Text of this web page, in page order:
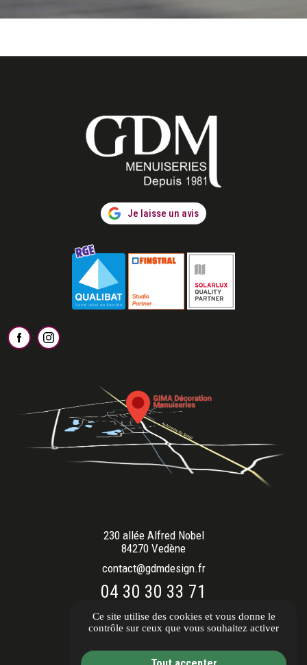
Je laisse un avis
230 allée Alfred Nobel
84270 Vedène
contact@gdmdesign.fr
04 30 30 33 71
Ouvert du lundi au vendredi
9h00 - 12h00 / 14h00 - 18h00
Itinéraire
Ce site utilise des cookies et vous donne le
contrôle sur ceux que vous souhaitez activer